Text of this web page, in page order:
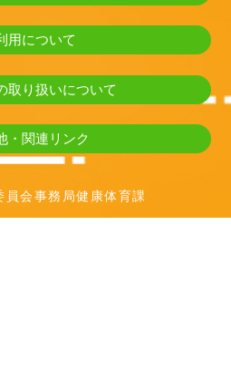
用について
取り扱いについて
・関連リンク
会事務局健康体育課